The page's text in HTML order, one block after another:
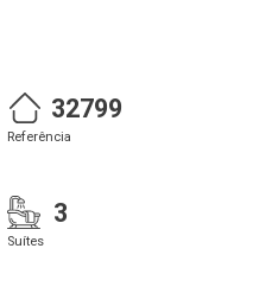
32799
Referência
3
Suítes